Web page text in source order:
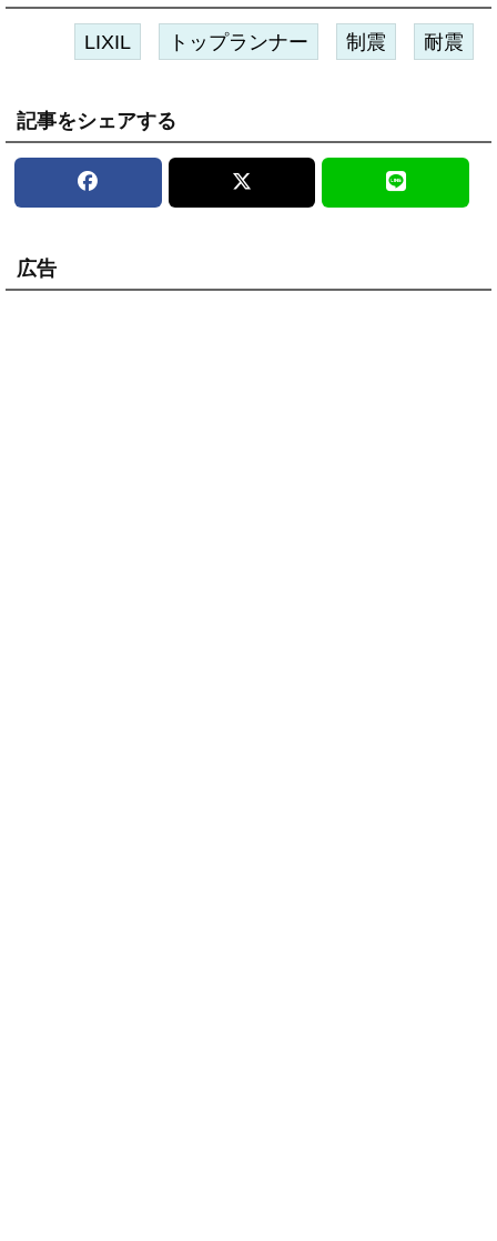
LIXIL トップランナー 制震 耐震
記事をシェアする
広告